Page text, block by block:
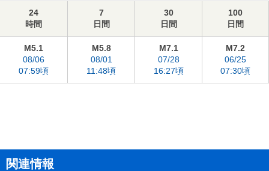
24
時間
7
日間
30
日間
100
日間
M5.1
08/06
07:59頃
M5.8
08/01
11:48頃
M7.1
07/28
16:27頃
M7.2
06/25
07:30頃
関連情報